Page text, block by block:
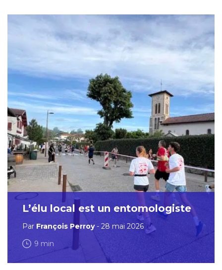
L’élu local est un entomologiste
Par François Perroy- 28 mai 2026
9 min